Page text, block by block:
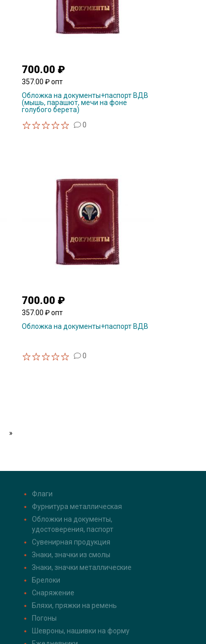
700.00 ₽
357.00 ₽ опт
Обложка на документы+паспорт ВДВ
(мышь, парашют, мечи на фоне
голубого берета)
0
700.00 ₽
357.00 ₽ опт
Обложка на документы+паспорт ВДВ
0
»
Флаги
Фурнитура металлическая
Обложки на документы,
удостоверения, паспорт
Сувенирная продукция
Знаки, значки из смолы
Знаки, значки металлические
Брелоки
Снаряжение
Бляхи, пряжки на ремень
Погоны
Шевроны, нашивки на форму